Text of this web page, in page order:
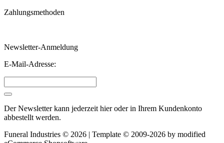
Zahlungsmethoden
Newsletter-Anmeldung
E-Mail-Adresse:
Der Newsletter kann jederzeit hier oder in Ihrem Kundenkonto
abbestellt werden.
Funeral Industries © 2026 | Template © 2009-2026 by modified